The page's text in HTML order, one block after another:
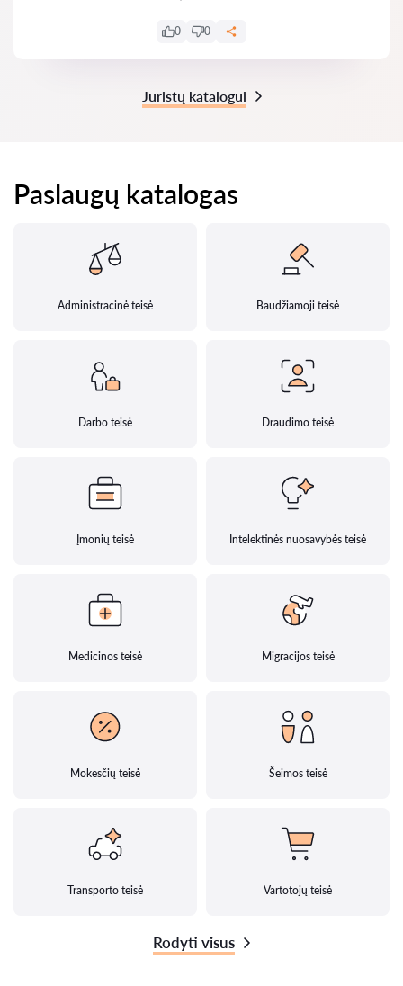
0 0
Juristų katalogui
Paslaugų katalogas
Administracinė teisė Baudžiamoji teisė
Darbo teisė Draudimo teisė
Įmonių teisė Intelektinės nuosavybės teisė
Medicinos teisė Migracijos teisė
Mokesčių teisė Šeimos teisė
Transporto teisė Vartotojų teisė
Rodyti visus